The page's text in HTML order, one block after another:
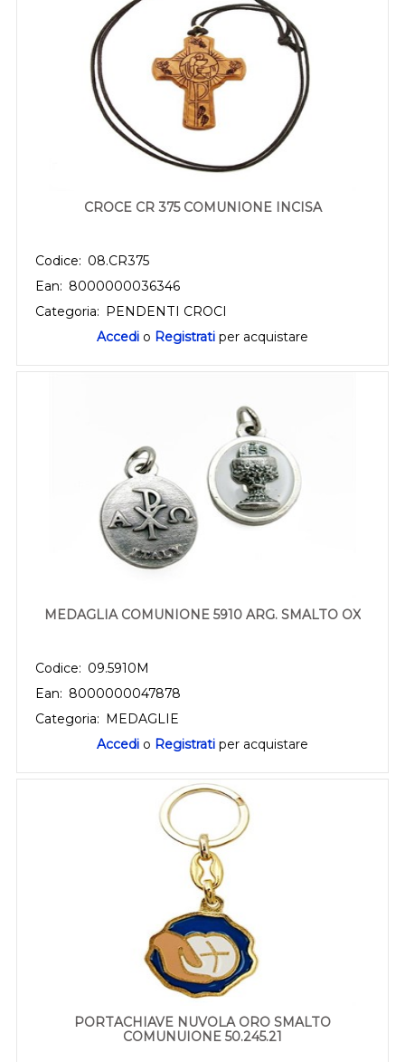
CROCE CR 375 COMUNIONE INCISA
Codice: 08.CR375
Ean: 8000000036346
Categoria: PENDENTI CROCI
Accedi o Registrati per acquistare
MEDAGLIA COMUNIONE 5910 ARG. SMALTO OX
Codice: 09.5910M
Ean: 8000000047878
Categoria: MEDAGLIE
Accedi o Registrati per acquistare
PORTACHIAVE NUVOLA ORO SMALTO
COMUNUIONE 50.245.21